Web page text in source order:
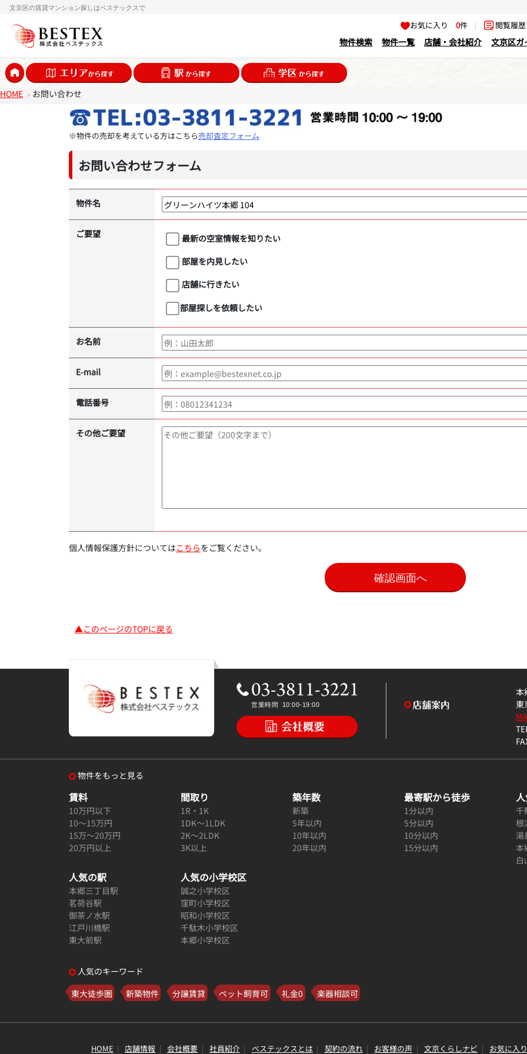
文京区の賃貸マンション探しはベステックスで
お気に入り0件 | 閲覧履
物件検索 物件一覧 店舗・会社紹介 文京区ガ
HOME お問い合わせ
※物件の売却を考えている方はこちら売却査定フォーム
お問い合わせフォーム
物件名
ご要望
最新の空室情報を知りたい
部屋を内見したい
店舗に行きたい
部屋探しを依頼したい
お名前
E-mail
電話番号
その他ご要望
個人情報保護方針についてはこちらをご覧ください。
▲このページのTOPに戻る
本
東
物件をもっと見る
賃料
10万円以下
10～15万円
15万～20万円
20万円以上
間取り
1R・1K
1DK～1LDK
2K～2LDK
3K以上
築年数
新築
5年以内
10年以内
20年以内
最寄駅から徒歩
1分以内
5分以内
10分以内
15分以内
千
根
湯
本
白
人気の駅
本郷三丁目駅
茗荷谷駅
御茶ノ水駅
江戸川橋駅
東大前駅
人気の小学校区
誠之小学校区
窪町小学校区
昭和小学校区
千駄木小学校区
本郷小学校区
人気のキーワード
東大徒歩圏
新築物件 分譲賃貸 ペット飼育可 礼金0 楽器相談可
HOME 店舗情報 会社概要 社員紹介 ベステックスとは 契約の流れ お客様の声 文京くらしナビ お気に入